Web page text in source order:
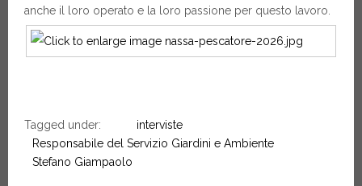
anche il loro operato e la loro passione per questo lavoro.
Tagged under:
interviste
Responsabile del Servizio Giardini e Ambiente
Stefano Giampaolo